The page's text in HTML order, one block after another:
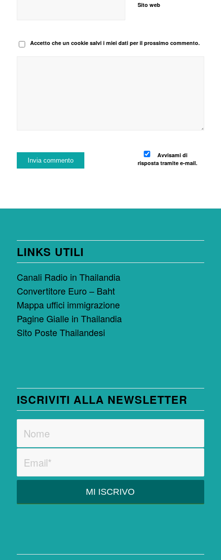
Sito web
Accetto che un cookie salvi i miei dati per il prossimo commento.
Avvisami di
risposta tramite e-mail.
LINKS UTILI
Canali Radio in Thailandia
Convertitore Euro – Baht
Mappa uffici immigrazione
Pagine Gialle in Thailandia
Sito Poste Thailandesi
ISCRIVITI ALLA NEWSLETTER